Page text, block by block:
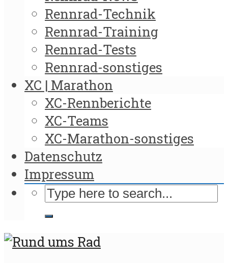
Rennrad-Technik
Rennrad-Training
Rennrad-Tests
Rennrad-sonstiges
XC | Marathon
XC-Rennberichte
XC-Teams
XC-Marathon-sonstiges
Datenschutz
Impressum